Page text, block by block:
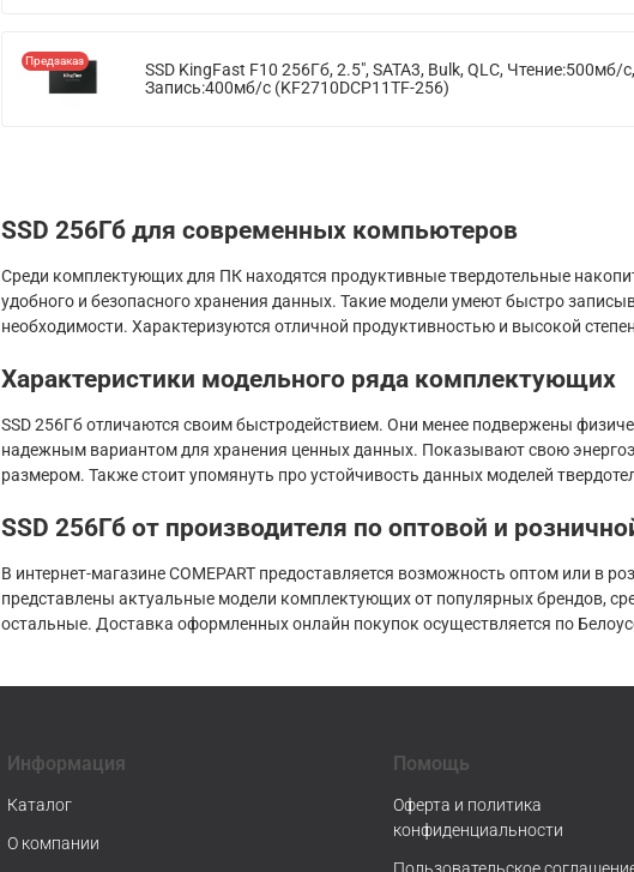
Предзаказ
SSD KingFast F10 256Гб, 2.5", SATA3, Bulk, QLC, Чтение:500мб/с,
Запись:400мб/с (KF2710DCP11TF-256)
SSD 256Гб для современных компьютеров
Среди комплектующих для ПК находятся продуктивные твердотельные
удобного и безопасного хранения данных. Такие модели умеют быстро
необходимости. Характеризуются отличной продуктивностью и высокой
Характеристики модельного ряда комплектующих
SSD 256Гб отличаются своим быстродействием. Они менее подвержены
надежным вариантом для хранения ценных данных. Показывают свою
размером. Также стоит упомянуть про устойчивость данных моделей
SSD 256Гб от производителя по оптовой и
В интернет-магазине COMEPART предоставляется возможность оптом или в
представлены актуальные модели комплектующих от популярных брендов,
остальные. Доставка оформленных онлайн покупок осуществляется по
Информация
Каталог
О компании
Помощь
Оферта и политика
конфиденциальности
Пользовательское